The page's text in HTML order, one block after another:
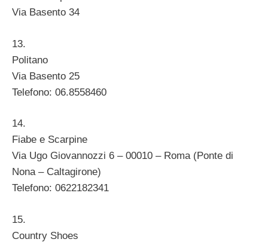
Via Basento 34
13.
Politano
Via Basento 25
Telefono: 06.8558460
14.
Fiabe e Scarpine
Via Ugo Giovannozzi 6 – 00010 – Roma (Ponte di
Nona – Caltagirone)
Telefono: 0622182341
15.
Country Shoes